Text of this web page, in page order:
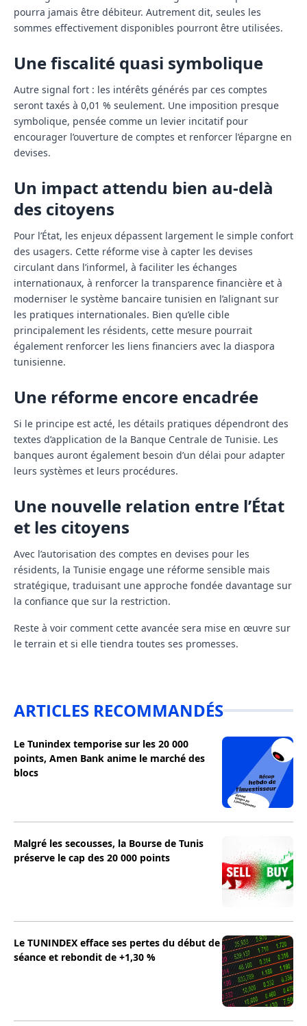
pourra jamais être débiteur. Autrement dit, seules les
sommes effectivement disponibles pourront être utilisées.
Une fiscalité quasi symbolique
Autre signal fort : les intérêts générés par ces comptes
seront taxés à 0,01 % seulement. Une imposition presque
symbolique, pensée comme un levier incitatif pour
encourager l’ouverture de comptes et renforcer l’épargne en
devises.
Un impact attendu bien au-delà
des citoyens
Pour l’État, les enjeux dépassent largement le simple confort
des usagers. Cette réforme vise à capter les devises
circulant dans l’informel, à faciliter les échanges
internationaux, à renforcer la transparence financière et à
moderniser le système bancaire tunisien en l’alignant sur
les pratiques internationales. Bien qu’elle cible
principalement les résidents, cette mesure pourrait
également renforcer les liens financiers avec la diaspora
tunisienne.
Une réforme encore encadrée
Si le principe est acté, les détails pratiques dépendront des
textes d’application de la Banque Centrale de Tunisie. Les
banques auront également besoin d’un délai pour adapter
leurs systèmes et leurs procédures.
Une nouvelle relation entre l’État
et les citoyens
Avec l’autorisation des comptes en devises pour les
résidents, la Tunisie engage une réforme sensible mais
stratégique, traduisant une approche fondée davantage sur
la confiance que sur la restriction.
Reste à voir comment cette avancée sera mise en œuvre sur
le terrain et si elle tiendra toutes ses promesses.
ARTICLES RECOMMANDÉS
Le Tunindex temporise sur les 20 000
points, Amen Bank anime le marché des
blocs
Malgré les secousses, la Bourse de Tunis
préserve le cap des 20 000 points
Le TUNINDEX efface ses pertes du début de
séance et rebondit de +1,30 %